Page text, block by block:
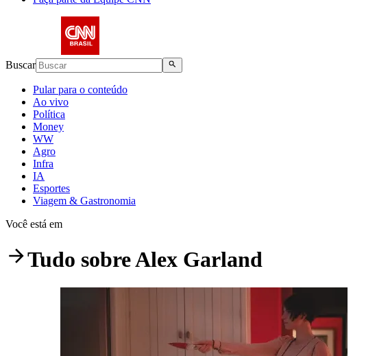
Buscar
Pular para o conteúdo
Ao vivo
Política
Money
WW
Agro
Infra
IA
Esportes
Viagem & Gastronomia
Você está em
Tudo sobreAlex Garland